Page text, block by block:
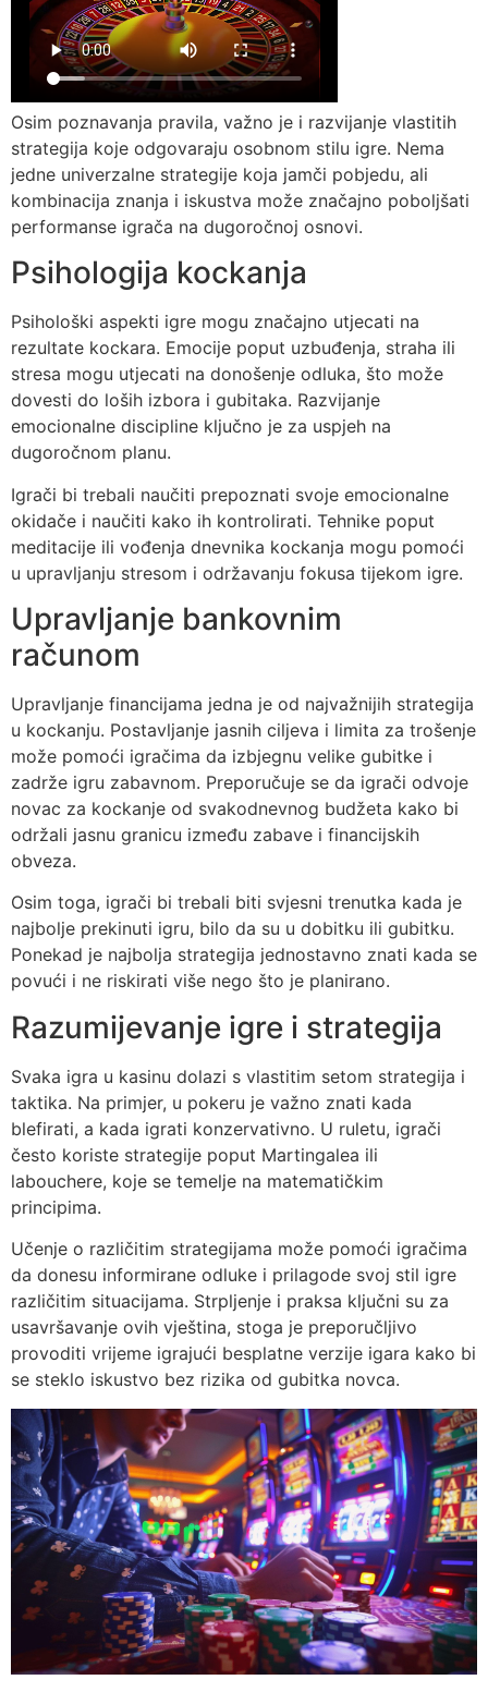
Osim poznavanja pravila, važno je i razvijanje vlastitih
strategija koje odgovaraju osobnom stilu igre. Nema
jedne univerzalne strategije koja jamči pobjedu, ali
kombinacija znanja i iskustva može značajno poboljšati
performanse igrača na dugoročnoj osnovi.
Psihologija kockanja
Psihološki aspekti igre mogu značajno utjecati na
rezultate kockara. Emocije poput uzbuđenja, straha ili
stresa mogu utjecati na donošenje odluka, što može
dovesti do loših izbora i gubitaka. Razvijanje
emocionalne discipline ključno je za uspjeh na
dugoročnom planu.
Igrači bi trebali naučiti prepoznati svoje emocionalne
okidače i naučiti kako ih kontrolirati. Tehnike poput
meditacije ili vođenja dnevnika kockanja mogu pomoći
u upravljanju stresom i održavanju fokusa tijekom igre.
Upravljanje bankovnim
računom
Upravljanje financijama jedna je od najvažnijih strategija
u kockanju. Postavljanje jasnih ciljeva i limita za trošenje
može pomoći igračima da izbjegnu velike gubitke i
zadrže igru zabavnom. Preporučuje se da igrači odvoje
novac za kockanje od svakodnevnog budžeta kako bi
održali jasnu granicu između zabave i financijskih
obveza.
Osim toga, igrači bi trebali biti svjesni trenutka kada je
najbolje prekinuti igru, bilo da su u dobitku ili gubitku.
Ponekad je najbolja strategija jednostavno znati kada se
povući i ne riskirati više nego što je planirano.
Razumijevanje igre i strategija
Svaka igra u kasinu dolazi s vlastitim setom strategija i
taktika. Na primjer, u pokeru je važno znati kada
blefirati, a kada igrati konzervativno. U ruletu, igrači
često koriste strategije poput Martingalea ili
labouchere, koje se temelje na matematičkim
principima.
Učenje o različitim strategijama može pomoći igračima
da donesu informirane odluke i prilagode svoj stil igre
različitim situacijama. Strpljenje i praksa ključni su za
usavršavanje ovih vještina, stoga je preporučljivo
provoditi vrijeme igrajući besplatne verzije igara kako bi
se steklo iskustvo bez rizika od gubitka novca.